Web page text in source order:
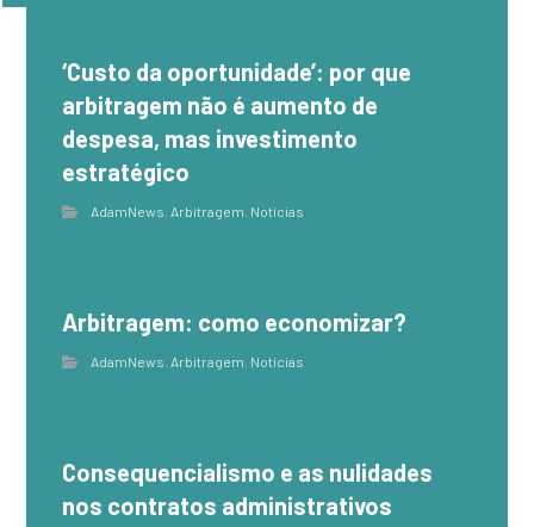
‘Custo da oportunidade’: por que
arbitragem não é aumento de
despesa, mas investimento
estratégico
AdamNews, Arbitragem, Notícias
Arbitragem: como economizar?
AdamNews, Arbitragem, Notícias
Consequencialismo e as nulidades
nos contratos administrativos